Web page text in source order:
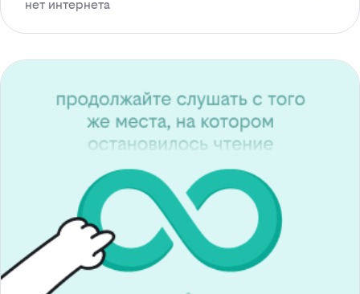
нет интернета